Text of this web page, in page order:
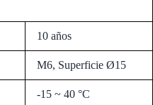
10 años
M6, Superficie Ø15
-15 ~ 40 °C